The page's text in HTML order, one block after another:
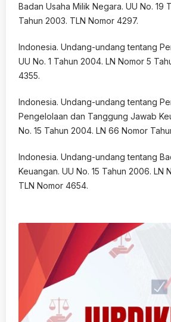
Badan Usaha Milik Negara. UU No. 19
Tahun 2003. TLN Nomor 4297.
Indonesia. Undang-undang tentang
UU No. 1 Tahun 2004. LN Nomor 5
4355.
Indonesia. Undang-undang tentang
Pengelolaan dan Tanggung Jawab
No. 15 Tahun 2004. LN 66 Nomor
Indonesia. Undang-undang tentang
Keuangan. UU No. 15 Tahun 2006. LN
TLN Nomor 4654.